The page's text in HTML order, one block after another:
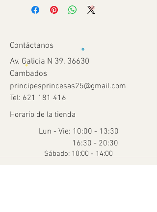
Contáctanos
Av. Galicia N 39, 36630
Cambados
principesprincesas25@gmail.com
Tel: 621 181 416
Horario de la tienda
Lun - Vie: 10:00 - 13:30
16:30 - 20:30
​​Sábado: 10:00 - 14:00